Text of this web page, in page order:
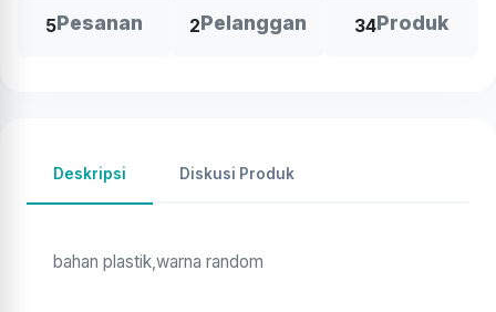
5Pesanan 2Pelanggan 34Produk
Deskripsi Diskusi Produk
bahan plastik,warna random